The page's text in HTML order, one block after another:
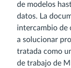
de modelos
datos. La
intercambio de
a solucionar
tratada como
de trabajo de